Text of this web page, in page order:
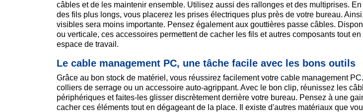
câbles et de les maintenir ensemble. Utilisez aussi des rallonges et des multiprises.
des fils plus longs, vous placerez les prises électriques plus près de votre bureau.
visibles sera moins importante. Pensez également aux gouttières passe câbles.
ou verticale, ces accessoires permettent de cacher les fils et autres composants tout
espace de travail.
Le cable management PC, une tâche facile avec les bons outils
Grâce au bon stock de matériel, vous réussirez facilement votre cable management
colliers de serrage ou un accessoire auto-agrippant. Avec le bon clip, réunissez les
périphériques et faites-les glisser discrètement derrière votre bureau. Pensez à une
cacher ces éléments tout en dégageant de la place. Il existe d'autres matériaux que